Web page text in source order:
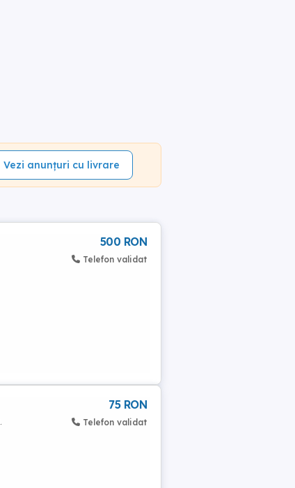
Vezi anunțuri cu livrare
500 RON
Telefon validat
75 RON
Telefon validat